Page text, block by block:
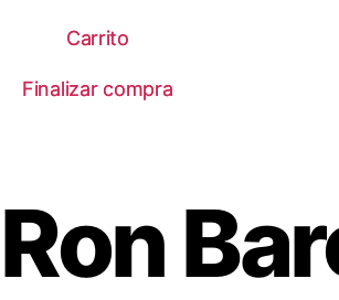
Carrito
Finalizar compra
Carrito
Finalizar compra
Ron